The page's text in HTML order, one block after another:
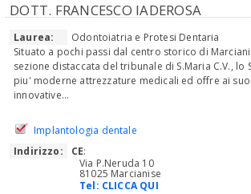
DOTT. FRANCESCO IADEROSA
Laurea:
Odontoiatria e Protesi Dentaria
Situato a pochi passi dal centro storico di
sezione distaccata del tribunale di S.Maria C.V., lo
piu' moderne attrezzature medicali ed offre ai
innovative...
Implantologia dentale
Indirizzo:
CE:
Via P.Neruda 10
81025 Marcianise
Tel: CLICCA QUI